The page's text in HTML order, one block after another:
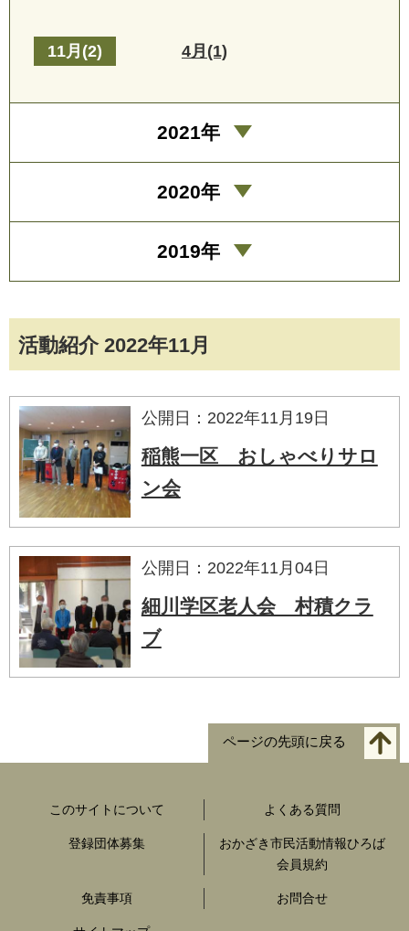
活動紹介 2022年11月
公開日：2022年11月19日
稲熊一区 おしゃべりサロ
ン会
公開日：2022年11月04日
細川学区老人会 村積クラ
ブ
11月(2) 4月(1)
2021年
2020年
2019年
ページの先頭に戻る
このサイトについて よくある質問
登録団体募集
おかざき市民活動情報ひろば
会員規約
免責事項 お問合せ